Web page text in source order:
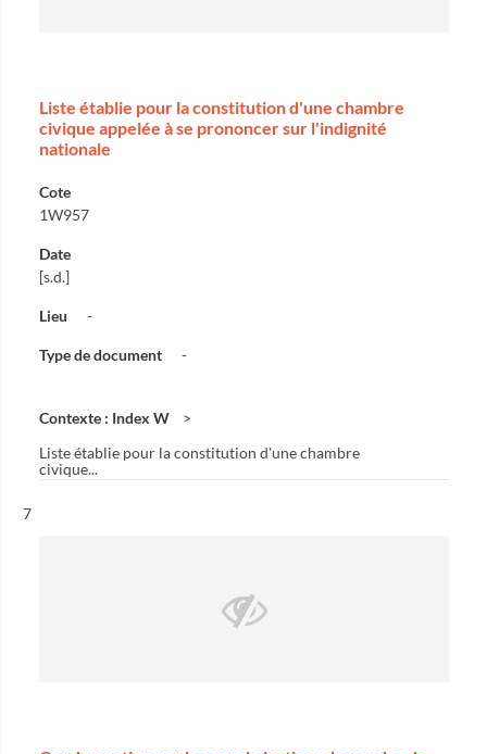
Liste établie pour la constitution d'une chambre
civique appelée à se prononcer sur l'indignité
nationale
Cote
1W957
Date
[s.d.]
Lieu -
Type de document -
Contexte : Index W
Liste établie pour la constitution d'une chambre
civique...
Résultat n°
7